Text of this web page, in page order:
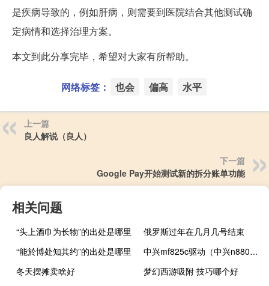
是疾病导致的，例如肝病，则需要到医院结合其他测试确
定病情和选择治理方案。
本文到此分享完毕，希望对大家有所帮助。
网络标签： 也会 偏高 水平
上一篇
良人解说（良人）
下一篇
Google Pay开始测试新的拆分账单功能
相关问题
“头上酒巾为长物”的出处是哪里
俄罗斯过年在几月几号结束
“能於博处知其约”的出处是哪里
中兴mf825c驱动（中兴n880驱动）
冬天摆摊卖啥好
梦幻西游吸附 技巧哪个好